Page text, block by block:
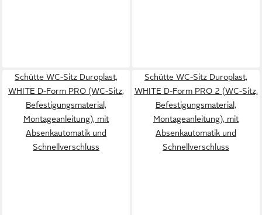
Schütte WC-Sitz Duroplast,
WHITE D-Form PRO (WC-Sitz,
Befestigungsmaterial,
Montageanleitung), mit
Absenkautomatik und
Schnellverschluss
Schütte WC-Sitz Duroplast,
WHITE D-Form PRO 2 (WC-Sitz,
Befestigungsmaterial,
Montageanleitung), mit
Absenkautomatik und
Schnellverschluss